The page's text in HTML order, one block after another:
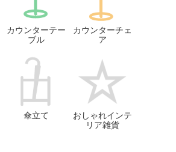
カウンターテー
ブル
カウンターチェ
ア
傘立て
おしゃれインテ
リア雑貨